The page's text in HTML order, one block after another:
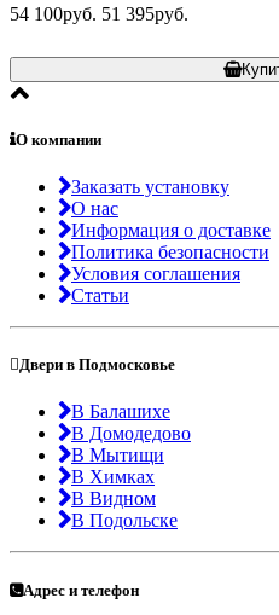
54 100руб. 51 395руб.
О компании
Заказать установку
О нас
Информация о доставке
Политика безопасности
Условия соглашения
Статьи
Двери в Подмосковье
В Балашихе
В Домодедово
В Мытищи
В Химках
В Видном
В Подольске
Адрес и телефон